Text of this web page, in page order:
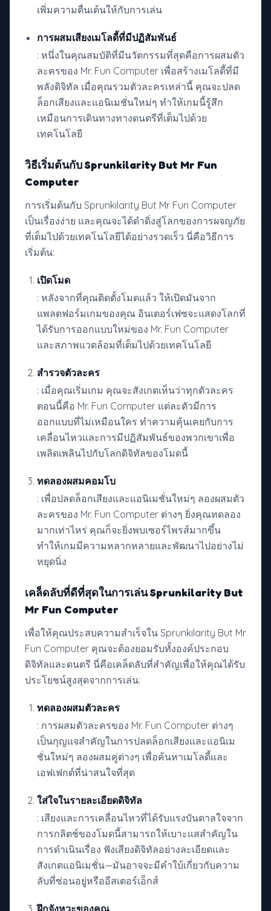
เพิ่มความตื่นเต้นให้กับการเล่น
การผสมเสียงเมโลดี้ที่มีปฏิสัมพันธ์
: หนึ่งในคุณสมบัติที่มีนวัตกรรมที่สุดคือการผสมตัว
ละครของ Mr. Fun Computer เพื่อสร้างเมโลดี้ที่มี
พลังดิจิทัล เมื่อคุณรวมตัวละครเหล่านี้ คุณจะปลด
ล็อกเสียงและแอนิเมชั่นใหม่ๆ ทำให้เกมนี้รู้สึก
เหมือนการเดินทางทางดนตรีที่เต็มไปด้วย
เทคโนโลยี
วิธีเริ่มต้นกับ Sprunkilarity But Mr Fun
Computer
การเริ่มต้นกับ Sprunkilarity But Mr Fun Computer
เป็นเรื่องง่าย และคุณจะได้ดำดิ่งสู่โลกของการผจญภัย
ที่เต็มไปด้วยเทคโนโลยีได้อย่างรวดเร็ว นี่คือวิธีการ
เริ่มต้น:
เปิดโมด
: หลังจากที่คุณติดตั้งโมดแล้ว ให้เปิดมันจาก
แพลตฟอร์มเกมของคุณ อินเตอร์เฟซจะแสดงโลกที่
ได้รับการออกแบบใหม่ของ Mr. Fun Computer
และสภาพแวดล้อมที่เต็มไปด้วยเทคโนโลยี
สำรวจตัวละคร
: เมื่อคุณเริ่มเกม คุณจะสังเกตเห็นว่าทุกตัวละคร
ตอนนี้คือ Mr. Fun Computer แต่ละตัวมีการ
ออกแบบที่ไม่เหมือนใคร ทำความคุ้นเคยกับการ
เคลื่อนไหวและการมีปฏิสัมพันธ์ของพวกเขาเพื่อ
เพลิดเพลินไปกับโลกดิจิทัลของโมดนี้
ทดลองผสมคอมโบ
: เพื่อปลดล็อกเสียงและแอนิเมชั่นใหม่ๆ ลองผสมตัว
ละครของ Mr. Fun Computer ต่างๆ ยิ่งคุณทดลอง
มากเท่าไหร่ คุณก็จะยิ่งพบเซอร์ไพรส์มากขึ้น
ทำให้เกมมีความหลากหลายและพัฒนาไปอย่างไม่
หยุดนิ่ง
เคล็ดลับที่ดีที่สุดในการเล่น Sprunkilarity But
Mr Fun Computer
เพื่อให้คุณประสบความสำเร็จใน Sprunkilarity But Mr
Fun Computer คุณจะต้องยอมรับทั้งองค์ประกอบ
ดิจิทัลและดนตรี นี่คือเคล็ดลับที่สำคัญเพื่อให้คุณได้รับ
ประโยชน์สูงสุดจากการเล่น:
ทดลองผสมตัวละคร
: การผสมตัวละครของ Mr. Fun Computer ต่างๆ
เป็นกุญแจสำคัญในการปลดล็อกเสียงและแอนิเม
ชั่นใหม่ๆ ลองผสมคู่ต่างๆ เพื่อค้นหาเมโลดี้และ
เอฟเฟกต์ที่น่าสนใจที่สุด
ใส่ใจในรายละเอียดดิจิทัล
: เสียงและการเคลื่อนไหวที่ได้รับแรงบันดาลใจจาก
การกลิตช์ของโมดนี้สามารถให้เบาะแสสำคัญใน
การดำเนินเรื่อง ฟังเสียงดิจิทัลอย่างละเอียดและ
สังเกตแอนิเมชั่น—มันอาจจะมีคำใบ้เกี่ยวกับความ
ลับที่ซ่อนอยู่หรืออีสเตอร์เอ็กส์